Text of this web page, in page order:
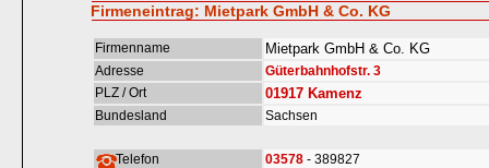
Firmeneintrag: Mietpark GmbH & Co. KG
Firmenname Mietpark GmbH & Co. KG
Adresse
Güterbahnhofstr. 3
PLZ / Ort
01917 Kamenz
Bundesland Sachsen
Telefon 03578 - 389827